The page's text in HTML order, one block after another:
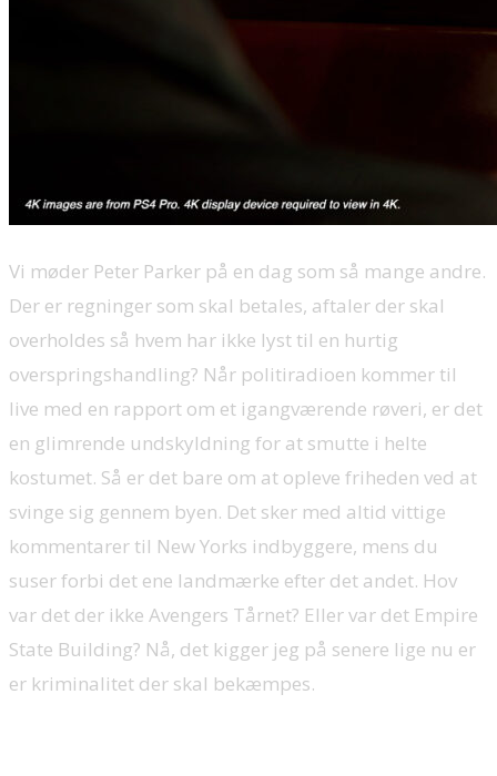
Vi møder Peter Parker på en dag som så mange andre.
Der er regninger som skal betales, aftaler der skal
overholdes så hvem har ikke lyst til en hurtig
overspringshandling? Når politiradioen kommer til
live med en rapport om et igangværende røveri, er det
en glimrende undskyldning for at smutte i helte
kostumet. Så er det bare om at opleve friheden ved at
svinge sig gennem byen. Det sker med altid vittige
kommentarer til New Yorks indbyggere, mens du
suser forbi det ene landmærke efter det andet. Hov
var det der ikke Avengers Tårnet? Eller var det Empire
State Building? Nå, det kigger jeg på senere lige nu er
er kriminalitet der skal bekæmpes.